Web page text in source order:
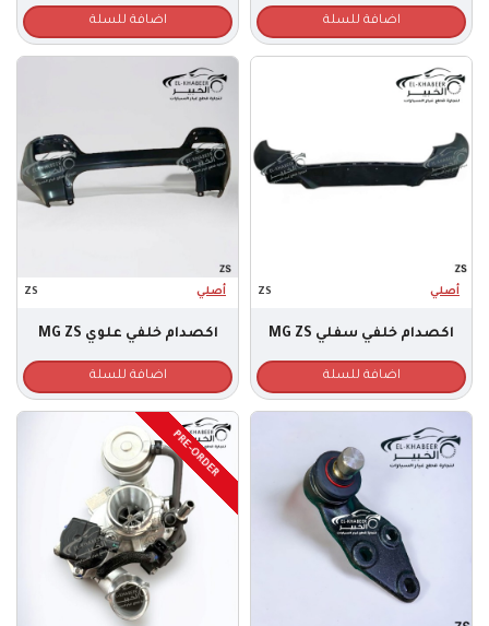
اضافة للسلة اضافة للسلة
أصلي ZS
اكصدام خلفي سفلي MG ZS
اضافة للسلة
أصلي ZS
اكصدام خلفي علوي MG ZS
اضافة للسلة
PRE-ORDER